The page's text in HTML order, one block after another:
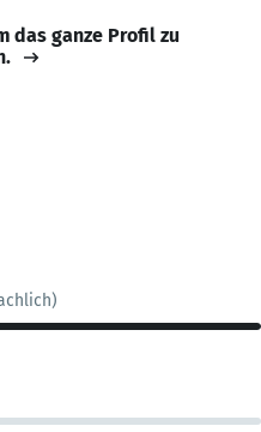
das ganze Profil zu